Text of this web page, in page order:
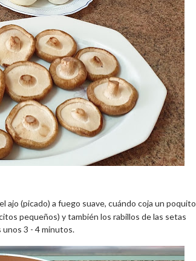
ajo (picado) a fuego suave, cuándo coja un poquito
pequeños) y también los rabillos de las setas
unos 3 - 4 minutos.